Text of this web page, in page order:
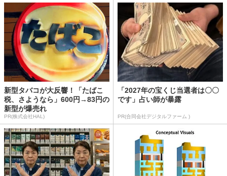
新型タバコが大反響！「たばこ
税、さようなら」600円→83円の
新型が爆売れ
PR(株式会社HAL)
「2027年の宝くじ当選者は〇〇
です」占い師が暴露
PR(合同会社デジタルファーム )